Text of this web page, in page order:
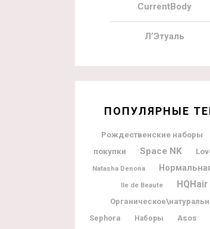
CurrentBody
Л’Этуаль
ПОПУЛЯРНЫЕ
Рождественские наборы
покупки
Space NK
Natasha Denona
Ile de Beaute HQHair
Sephora
Наборы Asos